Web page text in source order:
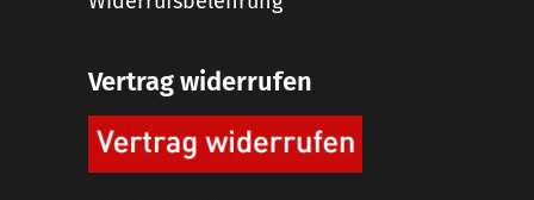
Vertrag widerrufen